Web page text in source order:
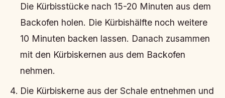
Die Kürbisstücke nach 15-20 Minuten aus dem
Backofen holen. Die Kürbishälfte noch weitere
10 Minuten backen lassen. Danach zusammen
mit den Kürbiskernen aus dem Backofen
nehmen.
Die Kürbiskerne aus der Schale entnehmen und